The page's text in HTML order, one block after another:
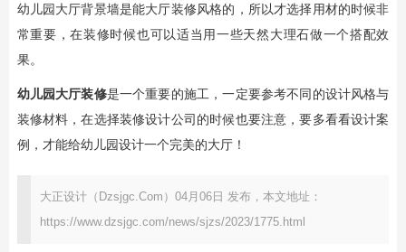
幼儿园大厅背景墙是能大厅装修风格的，所以才选择用材的时候非
常重要，在装修时候也可以适当用一些天然大理石做一个搭配效
果。
幼儿园大厅装修是一个重要的施工，一定要参考不同的设计风格与
装修材料，在选择装修设计公司的时候也要注意，要多看看设计案
例，才能给幼儿园设计一个完美的大厅！
大正设计（Dzsjgc.Com）04月06日 发布，本文地址：
https://www.dzsjgc.com/news/sjzs/2023/1775.html